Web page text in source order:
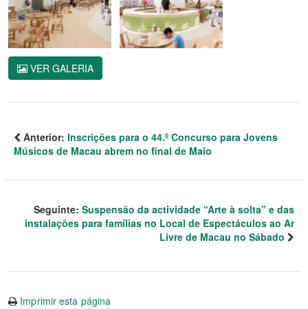
VER GALERIA
Anterior: Inscrições para o 44.º Concurso para Jovens
Músicos de Macau abrem no final de Maio
Seguinte: Suspensão da actividade “Arte à solta” e das
instalações para famílias no Local de Espectáculos ao Ar
Livre de Macau no Sábado
Imprimir esta página